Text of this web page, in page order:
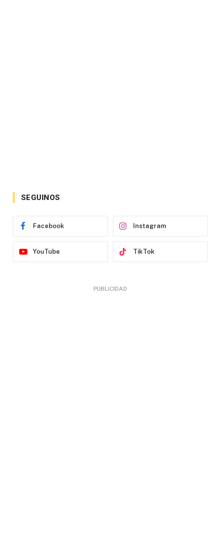
SEGUINOS
Facebook Instagram
YouTube TikTok
PUBLICIDAD